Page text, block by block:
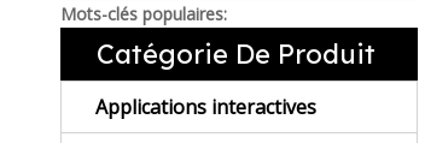
Mots-clés populaires:
Catégorie De Produit
Applications interactives